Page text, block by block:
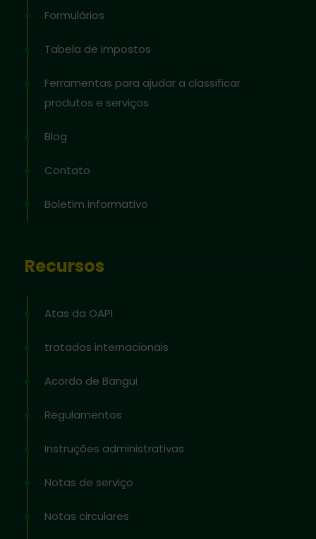
Formulários
Tabela de impostos
Ferramentas para ajudar a classificar
produtos e serviços
Blog
Contato
Boletim informativo
Recursos
Atas da OAPI
tratados internacionais
Acordo de Bangui
Regulamentos
Instruções administrativas
Notas de serviço
Notas circulares